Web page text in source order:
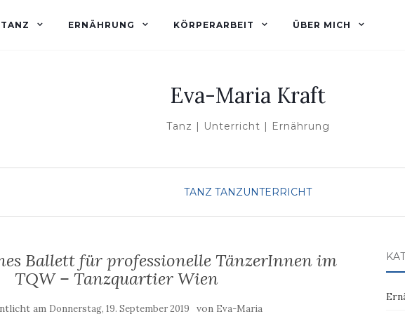
ERNÄHRUNG KÖRPERARBEIT ÜBER MICH
Eva-Maria Kraft
Tanz | Unterricht | Ernährung
TANZ TANZUNTERRICHT
Ballett für professionelle TänzerInnen im
TQW – Tanzquartier Wien
am Donnerstag, 19. September 2019 von Eva-Maria